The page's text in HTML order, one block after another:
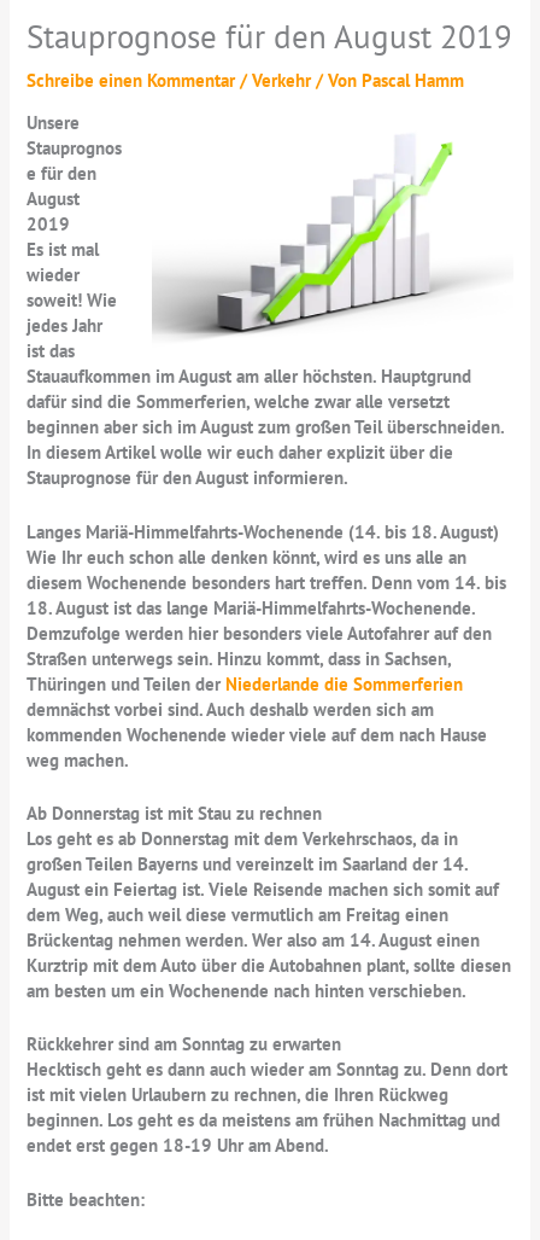
Stauprognose für den August 2019
Schreibe einen Kommentar /Verkehr/ VonPascal Hamm
Unsere
Stauprognos
e für den
August
2019
Es ist mal
wieder
soweit! Wie
jedes Jahr
ist das
Stauaufkommen im August am aller höchsten. Hauptgrund
dafür sind die Sommerferien, welche zwar alle versetzt
beginnen aber sich im August zum großen Teil überschneiden.
In diesem Artikel wolle wir euch daher explizit über die
Stauprognose für den August informieren.
Langes Mariä-Himmelfahrts-Wochenende (14. bis 18. August)
Wie Ihr euch schon alle denken könnt, wird es uns alle an
diesem Wochenende besonders hart treffen. Denn vom 14. bis
18. August ist das lange Mariä-Himmelfahrts-Wochenende.
Demzufolge werden hier besonders viele Autofahrer auf den
Straßen unterwegs sein. Hinzu kommt, dass in Sachsen,
Thüringen und Teilen derNiederlande die Sommerferien
demnächst vorbei sind. Auch deshalb werden sich am
kommenden Wochenende wieder viele auf dem nach Hause
weg machen.
Ab Donnerstag ist mit Stau zu rechnen
Los geht es ab Donnerstag mit dem Verkehrschaos, da in
großen Teilen Bayerns und vereinzelt im Saarland der 14.
August ein Feiertag ist. Viele Reisende machen sich somit auf
dem Weg, auch weil diese vermutlich am Freitag einen
Brückentag nehmen werden. Wer also am 14. August einen
Kurztrip mit dem Auto über die Autobahnen plant, sollte diesen
am besten um ein Wochenende nach hinten verschieben.
Rückkehrer sind am Sonntag zu erwarten
Hecktisch geht es dann auch wieder am Sonntag zu. Denn dort
ist mit vielen Urlaubern zu rechnen, die Ihren Rückweg
beginnen. Los geht es da meistens am frühen Nachmittag und
endet erst gegen 18-19 Uhr am Abend.
Bitte beachten: